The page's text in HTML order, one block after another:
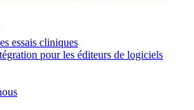
essais cliniques
pour les éditeurs de logiciels